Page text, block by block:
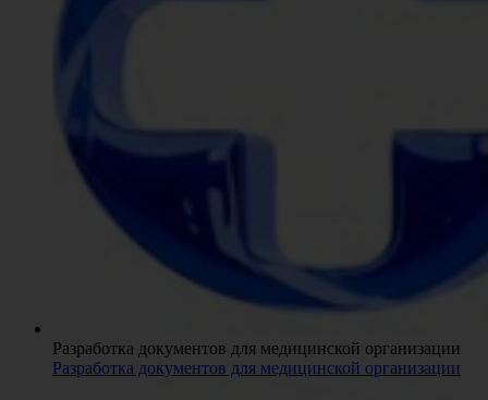
Разработка документов для медицинской организации
Разработка документов для медицинской организации